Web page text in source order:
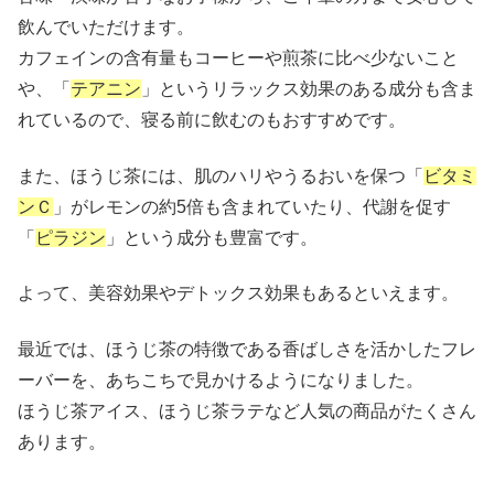
飲んでいただけます。
カフェインの含有量もコーヒーや煎茶に比べ少ないこと
や、「 テアニン 」という リラックス効果のある成分も含ま
れているので、 寝る前に飲むのもおすすめです。
また、ほうじ茶には、肌のハリやうるおいを保つ「 ビタミ
ンＣ 」がレモンの約5倍も含まれていたり、代謝を促す
「 ピラジン 」という成分も豊富です。
よって、美容効果やデトックス効果もあるといえます。
最近では、 ほうじ茶の特徴である香ばしさを活かしたフレ
ーバーを、 あちこちで見かけるようになりました。
ほうじ茶アイス、ほうじ茶ラテなど人気の商品がたくさん
あります。